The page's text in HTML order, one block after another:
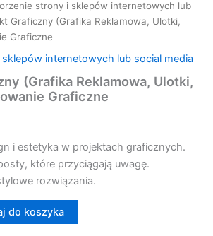
strony i sklepów internetowych lub
Graficzny (Grafika Reklamowa, Ulotki,
Graficzne
internetowych lub social media
(Grafika Reklamowa, Ulotki,
Graficzne
i estetyka w projektach graficznych.
które przyciągają uwagę.
rozwiązania.
do koszyka